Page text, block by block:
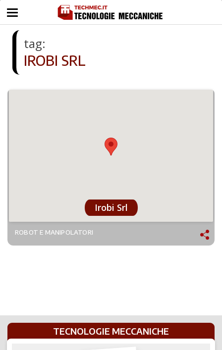
tag:
IROBI SRL
Irobi Srl
ROBOT E MANIPOLATORI
TECNOLOGIE MECCANICHE